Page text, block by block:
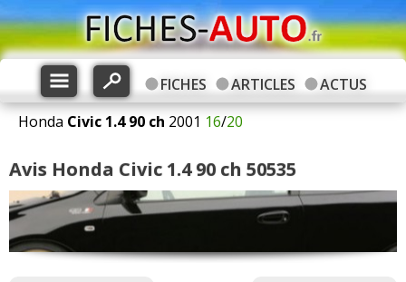
FICHES ARTICLES
ACTUS
Honda Civic 1.4 90 ch 2001 16/20
Avis Honda Civic 1.4 90 ch 50535